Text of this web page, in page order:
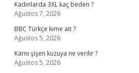
Kadınlarda 3XL kaç beden ?
Ağustos 7, 2026
BBC Türkçe kime ait ?
Ağustos 5, 2026
Karnı şişen kuzuya ne verilir ?
Ağustos 5, 2026